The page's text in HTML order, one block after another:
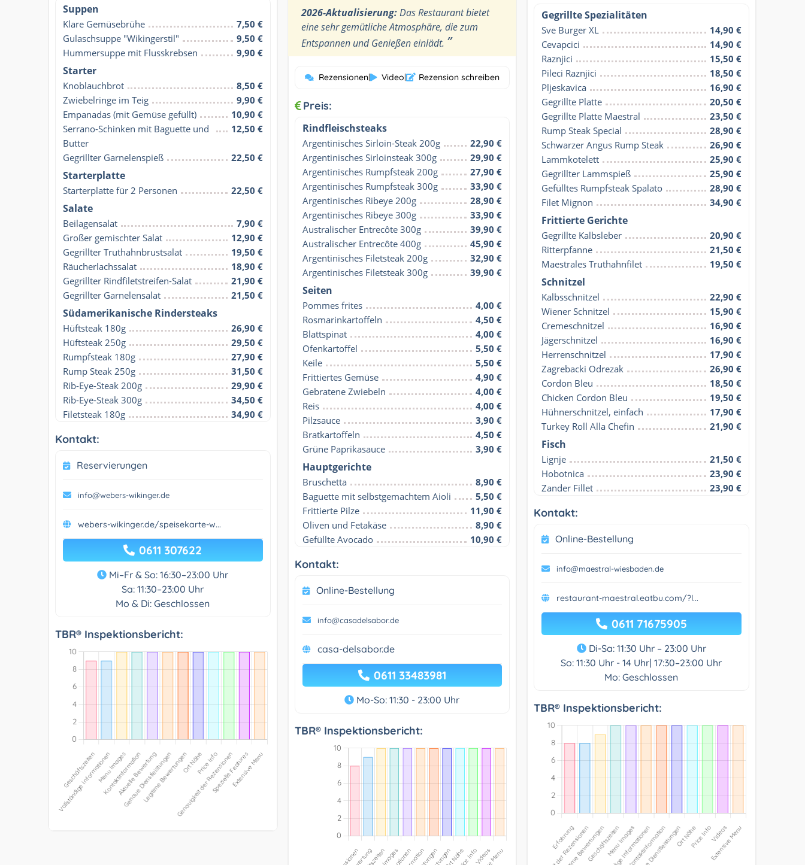
Suppen
Klare Gemüsebrühe
7,50 €
Gulaschsuppe "Wikingerstil"
9,50 €
Hummersuppe mit Flusskrebsen
9,90 €
Starter
Knoblauchbrot
8,50 €
Zwiebelringe im Teig
9,90 €
Empanadas (mit Gemüse gefüllt)
10,90 €
Serrano-Schinken mit Baguette und
Butter
12,50 €
Gegrillter Garnelenspieß 22,50 €
Starterplatte
Starterplatte für 2 Personen 22,50 €
Salate
Beilagensalat
7,90 €
Großer gemischter Salat
12,90 €
Gegrillter Truthahnbrustsalat
19,50 €
Räucherlachssalat
18,90 €
Gegrillter Rindfiletstreifen-Salat
21,90 €
Gegrillter Garnelensalat
21,50 €
Südamerikanische Rindersteaks
Hüftsteak 180g
26,90 €
Hüftsteak 250g
29,50 €
Rumpfsteak 180g
27,90 €
Rump Steak 250g
31,50 €
Rib-Eye-Steak 200g
29,90 €
Rib-Eye-Steak 300g
34,50 €
Filetsteak 180g
34,90 €
Kontakt:
Reservierungen
info@webers-wikinger.de
webers-wikinger.de/speisekarte-w...
0611 307622
Mi–Fr & So: 16:30–23:00 Uhr
Sa: 11:30–23:00 Uhr
Mo & Di: Geschlossen
TBR® Inspektionsbericht:
2026-Aktualisierung:Das Restaurant bietet
eine sehr gemütliche Atmosphäre, die zum
Entspannen und Genießen einlädt. ”
Rezensionen| Video| Rezension schreiben
Preis:
Rindfleischsteaks
Argentinisches Sirloin-Steak 200g
22,90 €
Argentinisches Sirloinsteak 300g
29,90 €
Argentinisches Rumpfsteak 200g
27,90 €
Argentinisches Rumpfsteak 300g
33,90 €
Argentinisches Ribeye 200g
28,90 €
Argentinisches Ribeye 300g
33,90 €
Australischer Entrecôte 300g
39,90 €
Australischer Entrecôte 400g
45,90 €
Argentinisches Filetsteak 200g
32,90 €
Argentinisches Filetsteak 300g
39,90 €
Seiten
Pommes frites
4,00 €
Rosmarinkartoffeln
4,50 €
Blattspinat
4,00 €
Ofenkartoffel
5,50 €
Keile
5,50 €
Frittiertes Gemüse
4,90 €
Gebratene Zwiebeln
4,00 €
Reis
4,00 €
Pilzsauce
3,90 €
Bratkartoffeln
4,50 €
Grüne Paprikasauce
3,90 €
Hauptgerichte
Bruschetta
8,90 €
Baguette mit selbstgemachtem Aioli
5,50 €
Frittierte Pilze
11,90 €
Oliven und Fetakäse
8,90 €
Gefüllte Avocado
10,90 €
Kontakt:
Online-Bestellung
info@casadelsabor.de
casa-delsabor.de
0611 33483981
Mo-So: 11:30 - 23:00 Uhr
TBR® Inspektionsbericht:
Gegrillte Spezialitäten
Sve Burger XL
14,90 €
Cevapcici
14,90 €
Raznjici
15,50 €
Pileci Raznjici
18,50 €
Pljeskavica
16,90 €
Gegrillte Platte
20,50 €
Gegrillte Platte Maestral
23,50 €
Rump Steak Special
28,90 €
Schwarzer Angus Rump Steak
26,90 €
Lammkotelett
25,90 €
Gegrillter Lammspieß
25,90 €
Gefülltes Rumpfsteak Spalato
28,90 €
Filet Mignon
34,90 €
Frittierte Gerichte
Gegrillte Kalbsleber
20,90 €
Ritterpfanne
21,50 €
Maestrales Truthahnfilet
19,50 €
Schnitzel
Kalbsschnitzel
22,90 €
Wiener Schnitzel
15,90 €
Cremeschnitzel
16,90 €
Jägerschnitzel
16,90 €
Herrenschnitzel
17,90 €
Zagrebacki Odrezak
26,90 €
Cordon Bleu
18,50 €
Chicken Cordon Bleu
19,50 €
Hühnerschnitzel, einfach
17,90 €
Turkey Roll Alla Chefin
21,90 €
Fisch
Lignje
21,50 €
Hobotnica
23,90 €
Zander Fillet
23,90 €
Kontakt:
Online-Bestellung
info@maestral-wiesbaden.de
restaurant-maestral.eatbu.com/?l...
0611 71675905
Di-Sa: 11:30 Uhr – 23:00 Uhr
So: 11:30 Uhr - 14 Uhr| 17:30–23:00 Uhr
Mo: Geschlossen
TBR® Inspektionsbericht: